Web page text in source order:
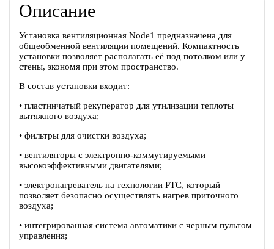
Описание
Установка вентиляционная Node1 предназначена для
общеобменной вентиляции помещений. Компактность
установки позволяет располагать её под потолком или у
стены, экономя при этом пространство.
В состав установки входит:
• пластинчатый рекуператор для утилизации теплоты
вытяжного воздуха;
• фильтры для очистки воздуха;
• вентиляторы c электронно-коммутируемыми
высокоэффективными двигателями;
• электронагреватель на технологии PTC, который
позволяет безопасно осуществлять нагрев приточного
воздуха;
• интегрированная система автоматики с черным пультом
управления;